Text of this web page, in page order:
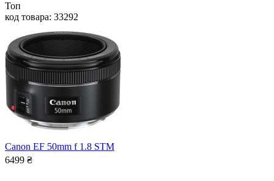
Топ
код товара: 33292
Canon EF 50mm f 1.8 STM
6499 ₴